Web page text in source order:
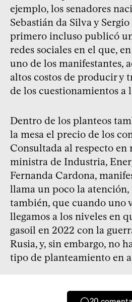
ejemplo, los senadores
Sebastián da Silva y
primero incluso publicó
redes sociales en el que,
uno de los manifestantes,
altos costos de producir y
de los cuestionamientos a
Dentro de los planteos
la mesa el precio de los
Consultada al respecto en
ministra de Industria,
Fernanda Cardona,
llama un poco la
también, que cuando uno
llegamos a los niveles en
gasoil en 2022 con la
Rusia, y, sin embargo, no
tipo de planteamiento en